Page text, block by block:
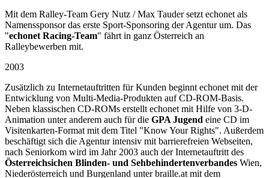
Mit dem Ralley-Team Gery Nutz / Max Tauder setzt echonet als
Namenssponsor das erste Sport-Sponsoring der Agentur um. Das
"echonet Racing-Team" fährt in ganz Österreich an
Ralleybewerben mit.
2003
Zusätzlich zu Internetauftritten für Kunden beginnt echonet mit der
Entwicklung von Multi-Media-Produkten auf CD-ROM-Basis.
Neben klassischen CD-ROMs erstellt echonet mit Hilfe von 3-D-
Animation unter anderem auch für die GPA Jugend eine CD im
Visitenkarten-Format mit dem Titel "Know Your Rights". Außerdem
beschäftigt sich die Agentur intensiv mit barrierefreien Webseiten,
nach Seniorkom wird im Jahr 2003 auch der Internetauftritt des
Österreichsichen Blinden- und Sehbehindertenverbandes Wien,
Niederösterreich und Burgenland unter braille.at mit dem